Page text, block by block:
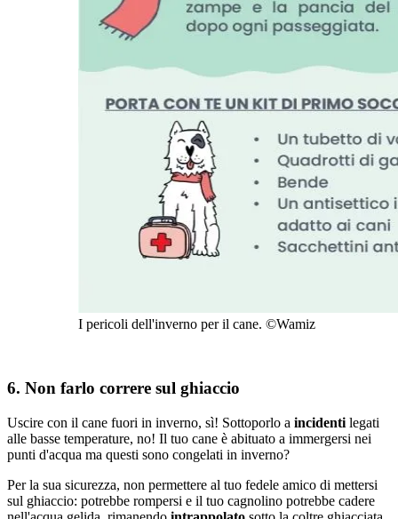
I pericoli dell'inverno per il cane. ©Wamiz
6. Non farlo correre sul ghiaccio
Uscire con il cane fuori in inverno, sì! Sottoporlo a incidenti legati
alle basse temperature, no! Il tuo cane è abituato a immergersi nei
punti d'acqua ma questi sono congelati in inverno?
Per la sua sicurezza, non permettere al tuo fedele amico di mettersi
sul ghiaccio: potrebbe rompersi e il tuo cagnolino potrebbe cadere